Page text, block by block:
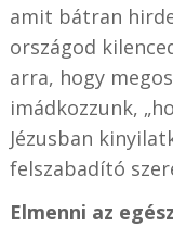
amit bátran
országod
arra, hogy
imádkozzunk,
Jézusban
felszabadító
Elmenni az